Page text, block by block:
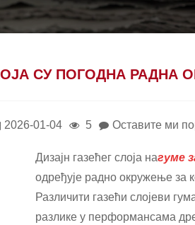
СУ ПОГОДНА РАДНА
2026-01-04 5 Оставите ми
Дизајн газећег слоја нагуме
одређује радно окружење за
Различити газећи слојеви
разлике у перформансама